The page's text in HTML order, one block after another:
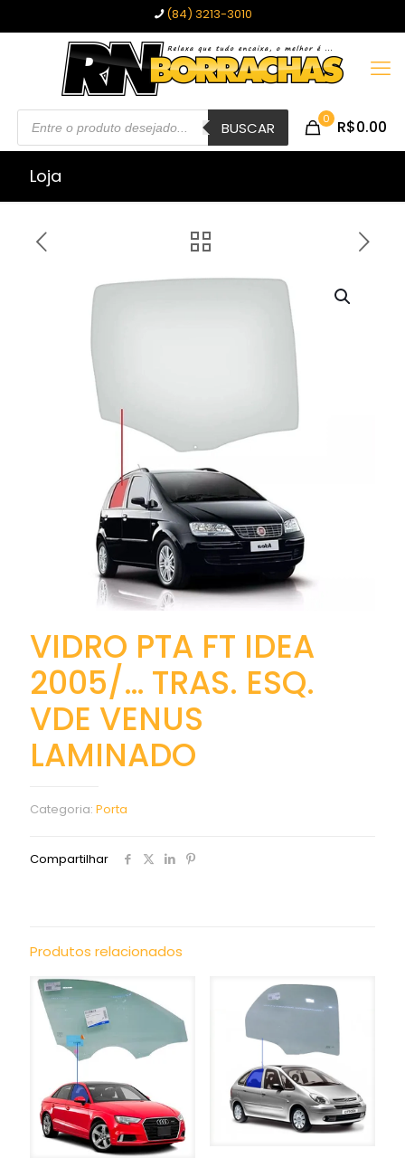
(84) 3213-3010
Pesquisar
produtos BUSCAR 0 R$0.00
Loja
VIDRO PTA FT IDEA
2005/… TRAS. ESQ.
VDE VENUS
LAMINADO
Categoria: Porta
Compartilhar
Produtos relacionados